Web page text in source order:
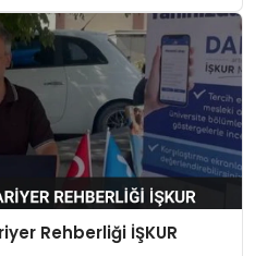
Rehberliği İŞKUR